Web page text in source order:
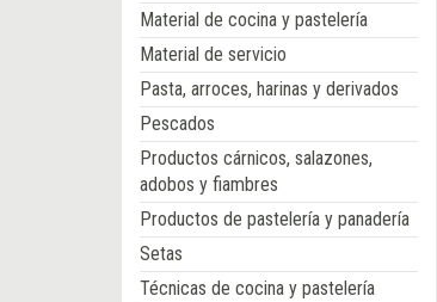
Material de cocina y pastelería
Material de servicio
Pasta, arroces, harinas y derivados
Pescados
Productos cárnicos, salazones,
adobos y fiambres
Productos de pastelería y panadería
Setas
Técnicas de cocina y pastelería